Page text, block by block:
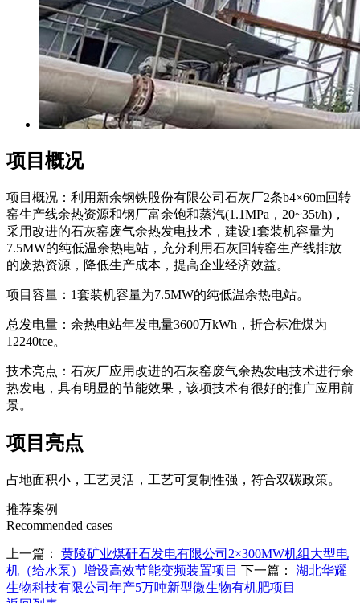
项目概况
项目概况：利用新余钢铁股份有限公司石灰厂2条b4×60m回转
窑生产线余热资源和钢厂富余饱和蒸汽(1.1MPa，20~35t/h)，
采用改进的石灰窑废气余热发电技术，建设1套装机容量为
7.5MW的纯低温余热电站，充分利用石灰回转窑生产线排放
的废热资源，降低生产成本，提高企业经济效益。
项目容量：1套装机容量为7.5MW的纯低温余热电站。
总发电量：余热电站年发电量3600万kWh，折合标准煤为
12240tce。
技术亮点：石灰厂应用改进的石灰窑废气余热发电技术进行余
热发电，具有明显的节能效果，该项技术有很好的推广应用前
景。
项目亮点
占地面积小，工艺灵活，工艺可复制性强，符合双碳政策。
推荐案例
Recommended cases
上一篇： 黄陵矿业煤矸石发电有限公司2×300MW机组大型电
机（给水泵）增设高效节能变频装置项目 下一篇： 湖北华耀
生物科技有限公司年产5万吨新型微生物有机肥项目